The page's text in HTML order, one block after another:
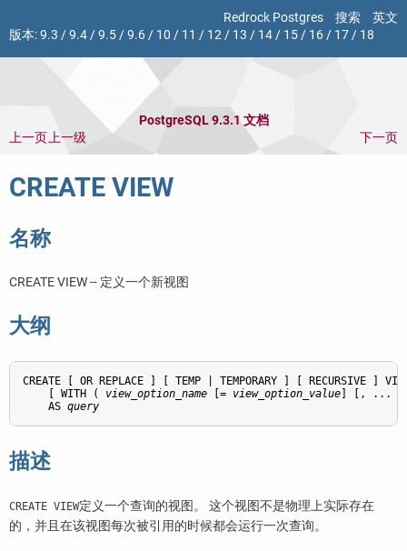
Redrock Postgres 搜索
英文
版本:9.3 /9.4/9.5/9.6/ 10 / 11 / 12/ 13 / 14/ 15/ 16/ 17/ 18
PostgreSQL 9.3.1 文档
上一页上一级 下一页
CREATE VIEW
名称
CREATE VIEW -- 定义一个新视图
大纲
CREATE [ OR REPLACE ] [ TEMP | TEMPORARY ] [ RECURSIVE ]
    [ WITH (
view_option_name [= view_option_value] [, ... ]
    AS
query
描述
CREATE VIEW定义一个查询的视图。 这个视图不是物理上实际存在
的，并且在该视图每次被引用的时候都会运行一次查询。